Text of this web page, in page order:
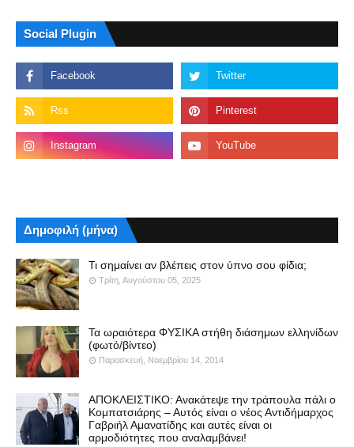
Social Plugin
Δημοφιλή (μήνα)
Τι σημαίνει αν βλέπεις στον ύπνο σου φίδια;
Τρίτη, Αυγούστου 05, 2025
Τα ωραιότερα ΦΥΣΙΚΑ στήθη διάσημων ελληνίδων
(φωτό/βίντεο)
Παρασκευή, Νοεμβρίου 14, 2014
ΑΠΟΚΛΕΙΣΤΙΚΟ: Ανακάτεψε την τράπουλα πάλι ο
Κομπατσιάρης – Αυτός είναι ο νέος Αντιδήμαρχος
Γαβριήλ Αμανατίδης και αυτές είναι οι
αρμοδιότητες που αναλαμβάνει!